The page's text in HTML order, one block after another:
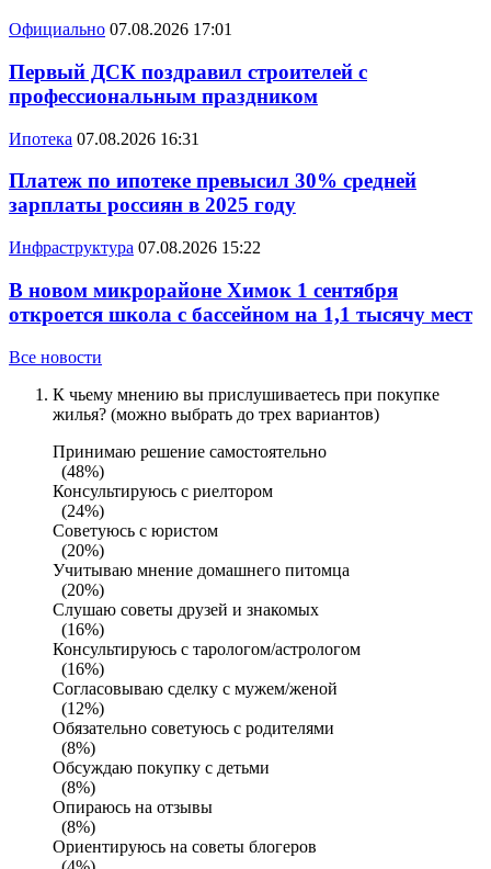
Официально 07.08.2026 17:01
Первый ДСК поздравил строителей с
профессиональным праздником
Ипотека 07.08.2026 16:31
Платеж по ипотеке превысил 30% средней
зарплаты россиян в 2025 году
Инфраструктура 07.08.2026 15:22
В новом микрорайоне Химок 1 сентября
откроется школа с бассейном на 1,1 тысячу мест
Все новости
К чьему мнению вы прислушиваетесь при покупке
жилья? (можно выбрать до трех вариантов)
Принимаю решение самостоятельно
(48%)
Консультируюсь с риелтором
(24%)
Советуюсь с юристом
(20%)
Учитываю мнение домашнего питомца
(20%)
Слушаю советы друзей и знакомых
(16%)
Консультируюсь с тарологом/астрологом
(16%)
Согласовываю сделку с мужем/женой
(12%)
Обязательно советуюсь с родителями
(8%)
Обсуждаю покупку с детьми
(8%)
Опираюсь на отзывы
(8%)
Ориентируюсь на советы блогеров